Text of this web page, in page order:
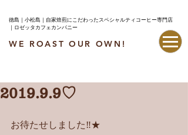
WE ROAST OUR OWN!
徳島｜小松島｜自家焙煎にこだわったスペシャルティコーヒー専門店
｜ロゼッタカフェカンパニー
2019.9.9♡
お待たせしました‼︎★